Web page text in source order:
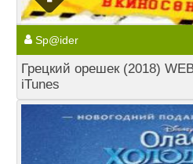
Sp@ider
Грецкий орешек (2018)
iTunes